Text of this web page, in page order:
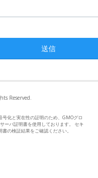
Reserved.
号化と実在性の証明のため、GMOグロ
ーバ証明書を使用しております。 セキ
の検証結果をご確認ください。